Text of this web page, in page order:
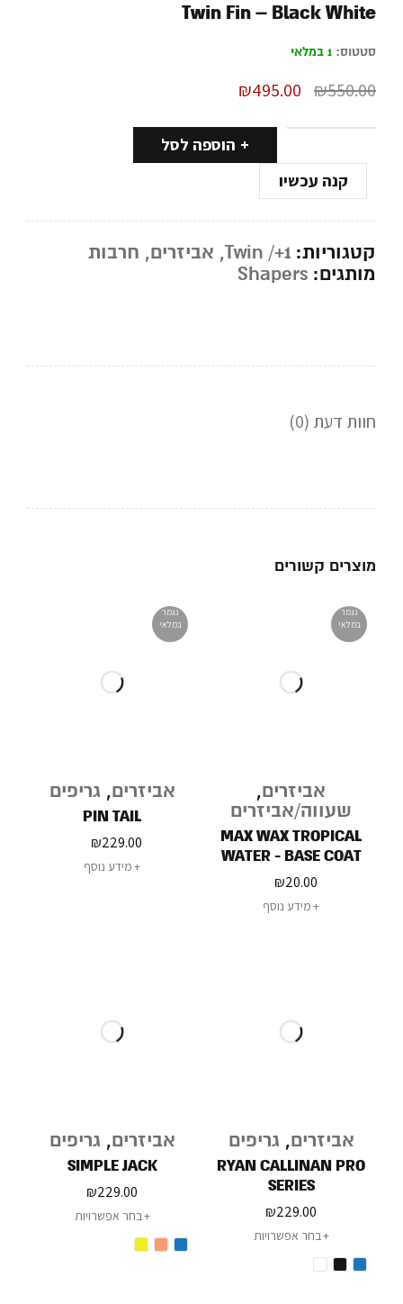
Twin Fin – Black White
סטטוס: 1 במלאי
₪550.00
₪495.00
הוספה לסל
קנה עכשיו
קטגוריות: Twin /+1
, אביזרים, חרבות
מותגים: Shapers
חוות דעת (0)
מוצרים קשורים
נגמר
במלאי
אביזרים,
שעווה/אביזרים
MAX WAX TROPICAL
WATER - BASE COAT
WAX 75G
₪20.00
מידע נוסף
נגמר
במלאי
אביזרים, גריפים
PIN TAIL
₪229.00
מידע נוסף
אביזרים, גריפים
RYAN CALLINAN PRO
SERIES
₪229.00
בחר אפשרויות
אביזרים, גריפים
SIMPLE JACK
₪229.00
בחר אפשרויות